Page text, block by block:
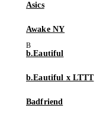
Asics
Awake NY
b.Eautiful
b.Eautiful x LTTT
Badfriend